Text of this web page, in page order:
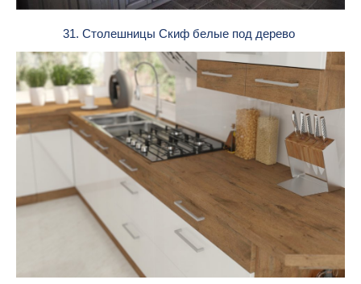
31. Столешницы Скиф белые под дерево